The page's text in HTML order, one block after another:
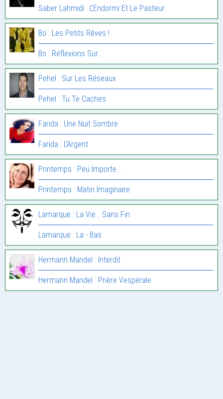
Saber Lahmidi : L’Endormi Et Le Pasteur
Bo : Les Petits Rêves !
Bo : Réflexions Sur…
Pehel : Sur Les Réseaux
Pehel : Tu Te Caches
Farida : Une Nuit Sombre
Farida : L’Argent
Printemps : Peu Importe…
Printemps : Matin Imaginaire
Lamarque : La Vie… Sans Fin
Lamarque : La - Bas
Hermann Mandel : Interdit
Hermann Mandel : Prière Vespérale